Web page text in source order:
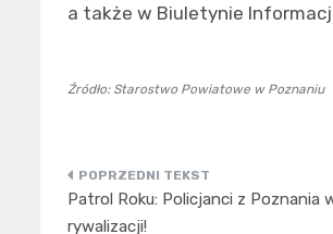
a także w Biuletynie
Źródło: Starostwo Powiatowe w Poznaniu
Nawigacja
wpisu
Patrol Roku: Policjanci z Poznania
rywalizacji!